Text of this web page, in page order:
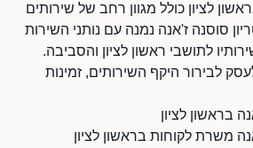
לציון כולל מגוון רחב של שירותים
סוסנה ז'אנה נמנה עם נותני השירות
לתושבי ראשון לציון והסביבה.
לבירור היקף השירותים, זמינות
בראשון לציון
משרת לקוחות בראשון לציון